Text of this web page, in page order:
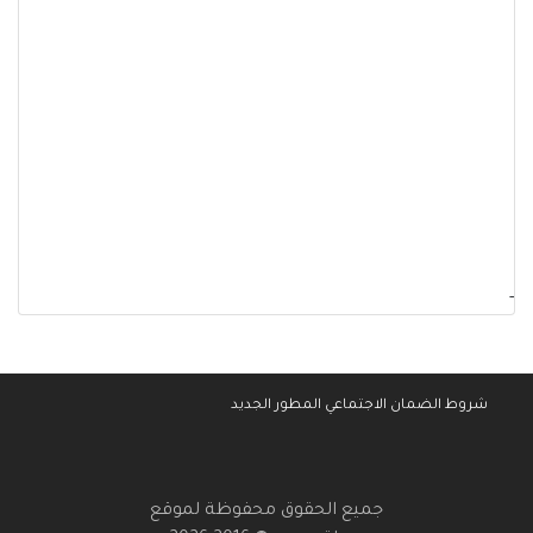
-
شروط الضمان الاجتماعي المطور الجديد
جميع الحقوق محفوظة لموقع